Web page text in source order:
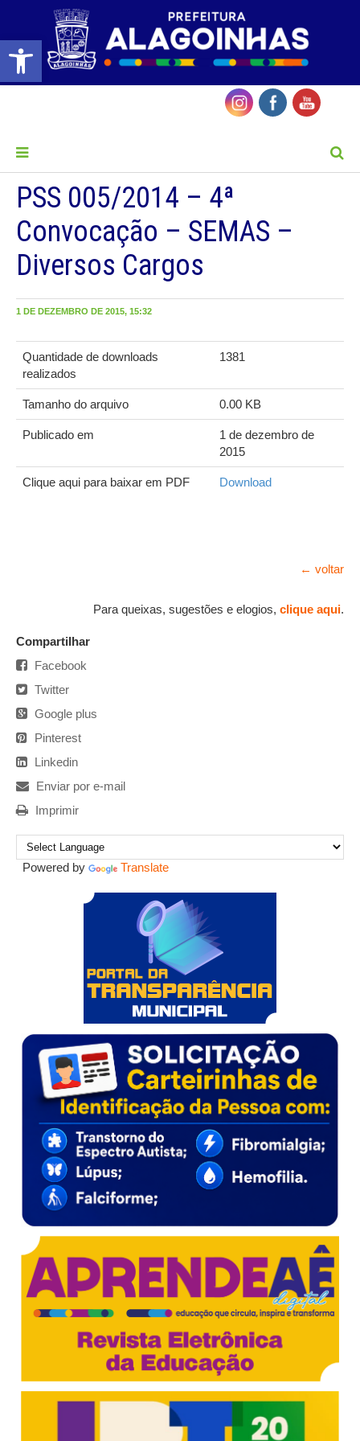
Barra de Ferramentas Aberta
PSS 005/2014 – 4ª
Convocação – SEMAS –
Diversos Cargos
1 DE DEZEMBRO DE 2015, 15:32
Quantidade de downloads
realizados
1381
Tamanho do arquivo 0.00 KB
Publicado em
1 de dezembro de
2015
Clique aqui para baixar em PDF Download
← voltar
Para queixas, sugestões e elogios, clique aqui.
Compartilhar
Facebook
Twitter
Google plus
Pinterest
Linkedin
Enviar por e-mail
Imprimir
Powered by Translate